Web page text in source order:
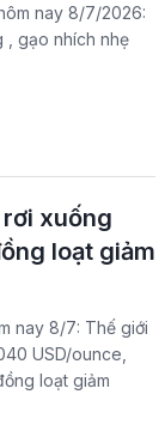
nay 8/7/2026:
, gạo nhích nhẹ
xuống
loạt giảm
nay 8/7: Thế giới
USD/ounce,
loạt giảm